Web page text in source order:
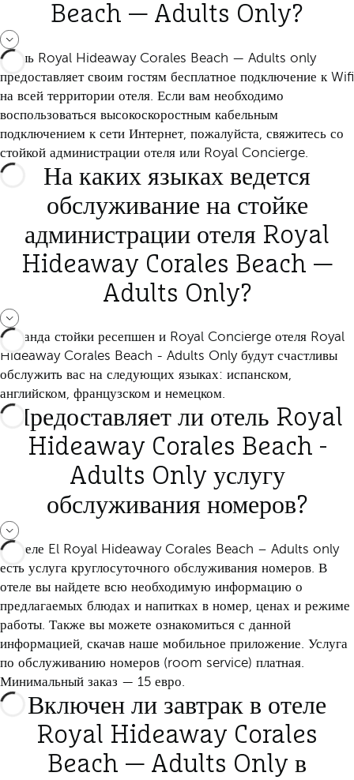
Beach — Adults Only?
Отель Royal Hideaway Corales Beach — Adults only
предоставляет своим гостям бесплатное подключение к Wifi
на всей территории отеля. Если вам необходимо
воспользоваться высокоскоростным кабельным
подключением к сети Интернет, пожалуйста, свяжитесь со
стойкой администрации отеля или Royal Concierge.
На каких языках ведется
обслуживание на стойке
администрации отеля Royal
Hideaway Corales Beach —
Adults Only?
Команда стойки ресепшен и Royal Concierge отеля Royal
Hideaway Corales Beach - Adults Only будут счастливы
обслужить вас на следующих языках: испанском,
английском, французском и немецком.
Предоставляет ли отель Royal
Hideaway Corales Beach -
Adults Only услугу
обслуживания номеров?
В отеле El Royal Hideaway Corales Beach – Adults only
есть услуга круглосуточного обслуживания номеров. В
отеле вы найдете всю необходимую информацию о
предлагаемых блюдах и напитках в номер, ценах и режиме
работы. Также вы можете ознакомиться с данной
информацией, скачав наше мобильное приложение. Услуга
по обслуживанию номеров (room service) платная.
Минимальный заказ — 15 евро.
Включен ли завтрак в отеле
Royal Hideaway Corales
Beach — Adults Only в